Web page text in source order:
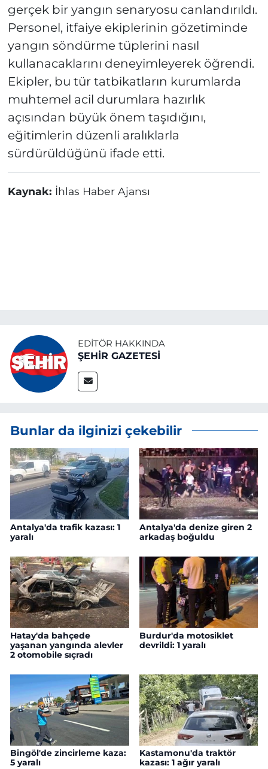
gerçek bir yangın senaryosu canlandırıldı.
Personel, itfaiye ekiplerinin gözetiminde
yangın söndürme tüplerini nasıl
kullanacaklarını deneyimleyerek öğrendi.
Ekipler, bu tür tatbikatların kurumlarda
muhtemel acil durumlara hazırlık
açısından büyük önem taşıdığını,
eğitimlerin düzenli aralıklarla
sürdürüldüğünü ifade etti.
Kaynak: İhlas Haber Ajansı
EDITÖR HAKKINDA
ŞEHİR GAZETESİ
Bunlar da ilginizi çekebilir
Antalya'da trafik kazası: 1
yaralı
Antalya'da denize giren 2
arkadaş boğuldu
Hatay'da bahçede
yaşanan yangında alevler
2 otomobile sıçradı
Burdur'da motosiklet
devrildi: 1 yaralı
Bingöl'de zincirleme kaza:
5 yaralı
Kastamonu'da traktör
kazası: 1 ağır yaralı